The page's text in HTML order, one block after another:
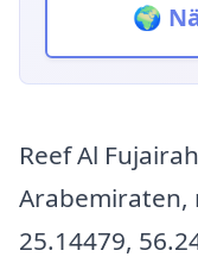
🌍
Reef Al
Arabemiraten,
25.14479,